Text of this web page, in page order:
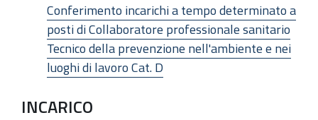
Conferimento incarichi a tempo determinato a
posti di Collaboratore professionale sanitario
Tecnico della prevenzione nell'ambiente e nei
luoghi di lavoro Cat. D
INCARICO